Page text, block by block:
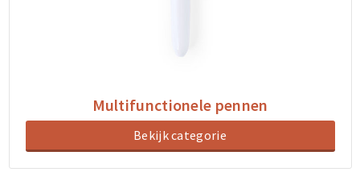
Multifunctionele pennen
Bekijk categorie